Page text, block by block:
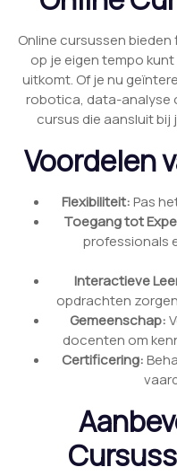
Online cursussen
op je eigen tempo
uitkomt. Of je nu
robotica, data-analyse
cursus die aansluit
Voordelen
Flexibiliteit:Pas
Toegang tot
professionals
Interactieve
opdrachten
Gemeenschap:
docenten om
Certificering: